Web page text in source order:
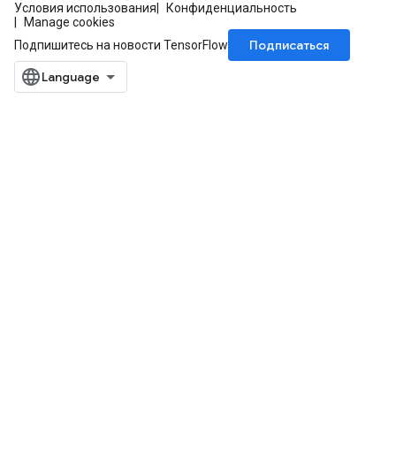
Условия использования
Конфиденциальность
Manage cookies
Подпишитесь на новости TensorFlow
Подписаться